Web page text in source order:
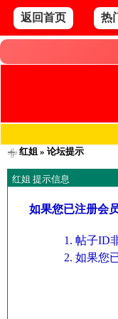
返回首页 热
红姐» 论坛提示
红姐 提示信息
如果您已注册会
帖子ID
如果您